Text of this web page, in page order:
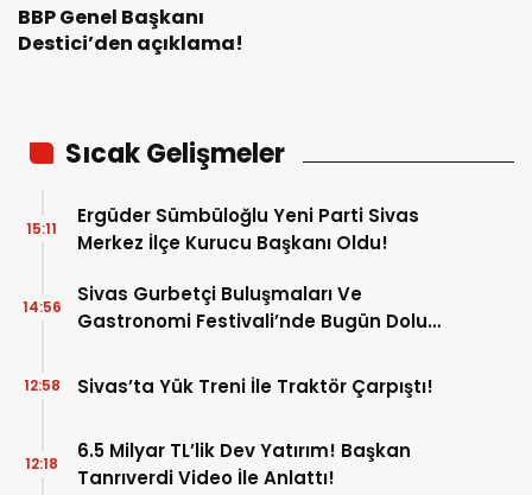
BBP Genel Başkanı
Destici’den açıklama!
Sıcak Gelişmeler
Ergüder Sümbüloğlu Yeni Parti Sivas
Merkez İlçe Kurucu Başkanı Oldu!
15:11
Sivas Gurbetçi Buluşmaları Ve
Gastronomi Festivali’nde Bugün Dolu
14:56
Sivas’ta Yük Treni İle Traktör Çarpıştı!
12:58
6.5 Milyar TL’lik Dev Yatırım! Başkan
Tanrıverdi Video İle Anlattı!
12:18